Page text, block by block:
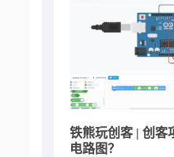
铁熊玩创客 | 创客
电路图？